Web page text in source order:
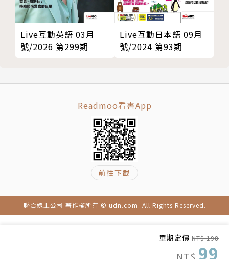
單期定價 NT$ 198
99
Live互動英語 03月
號/2026 第299期
Live互動日本語 09月
號/2024 第93期
Readmoo看書App
前往下載
聯合線上公司 著作權所有 © udn.com. All Rights Reserved.